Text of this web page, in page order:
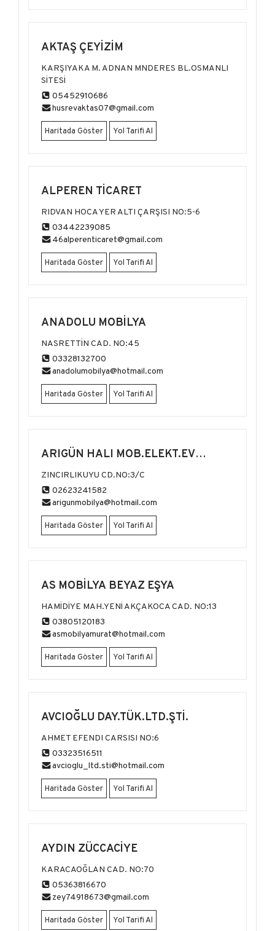
AKTAŞ ÇEYİZİM
KARŞIYAKA M. ADNAN MNDERES BL.OSMANLI
SİTESİ
05452910686
husrevaktas07@gmail.com
Haritada Göster Yol Tarifi Al
ALPEREN TİCARET
RIDVAN HOCA YER ALTI ÇARŞISI NO:5-6
03442239085
46alperenticaret@gmail.com
Haritada Göster Yol Tarifi Al
ANADOLU MOBİLYA
NASRETTİN CAD. NO:45
03328132700
anadolumobilya@hotmail.com
Haritada Göster Yol Tarifi Al
ARIGÜN HALI MOB.ELEKT.EV
ALETLERİ
ZINCIRLIKUYU CD.NO:3/C
02623241582
arigunmobilya@hotmail.com
Haritada Göster Yol Tarifi Al
AS MOBİLYA BEYAZ EŞYA
HAMİDİYE MAH.YENİ AKÇAKOCA CAD. NO:13
03805120183
asmobilyamurat@hotmail.com
Haritada Göster Yol Tarifi Al
AVCIOĞLU DAY.TÜK.LTD.ŞTİ.
AHMET EFENDI CARSISI NO:6
03323516511
avcioglu_ltd.sti@hotmail.com
Haritada Göster Yol Tarifi Al
AYDIN ZÜCCACİYE
KARACAOĞLAN CAD. NO:70
05363816670
zey74918673@gmail.com
Haritada Göster Yol Tarifi Al